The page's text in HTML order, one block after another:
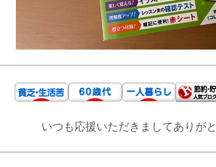
いつも応援いただきましてありが